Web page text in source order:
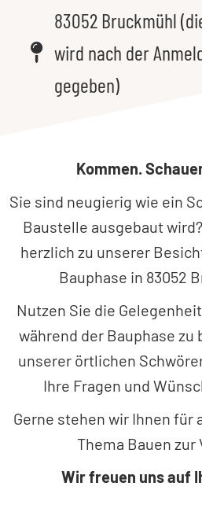
83052 Bruckmühl
wird nach der
gegeben)
Kommen.
Sie sind neugierig wie ein
Baustelle ausgebaut
herzlich zu unserer
Bauphase in 83052
Nutzen Sie die
während der Bauphase
unserer örtlichen
Ihre Fragen und
Gerne stehen wir Ihnen für
Thema Bauen zur
Wir freuen uns auf